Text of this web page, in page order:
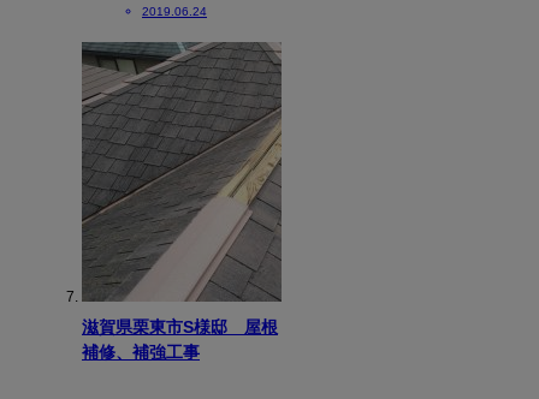
2019.06.24
滋賀県栗東市S様邸 屋根
補修、補強工事